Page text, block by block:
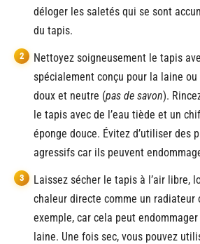
déloger les saletés qui se sont
du tapis.
Nettoyez soigneusement le tapis
spécialement conçu pour la laine
doux et neutre (pas de savon).
le tapis avec de l’eau tiède et un
éponge douce. Évitez d’utiliser des
agressifs car ils peuvent
Laissez sécher le tapis à l’air libre,
chaleur directe comme un radiateur
exemple, car cela peut
laine. Une fois sec, vous pouvez